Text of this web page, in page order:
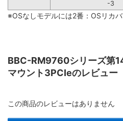
-3
※OSなしモデルには2番：OSリカ
BBC-RM9760シリーズ第
マウント3PCIeのレビュー
この商品のレビューはありません